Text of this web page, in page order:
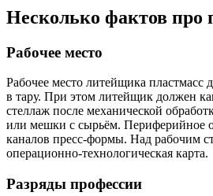
Несколько фактов
Рабочее место
Рабочее место литейщика
в тару. При этом литейщик должен
стеллаж после механической
или мешки с сырьём. Периферийное
каналов пресс-формы. Над рабочим
операционно-технологическая карта.
Разряды профессии